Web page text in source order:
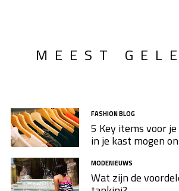
MEEST
FASHION BLOG
5 Key items voor
in je kast mogen
MODENIEUWS
Wat zijn de